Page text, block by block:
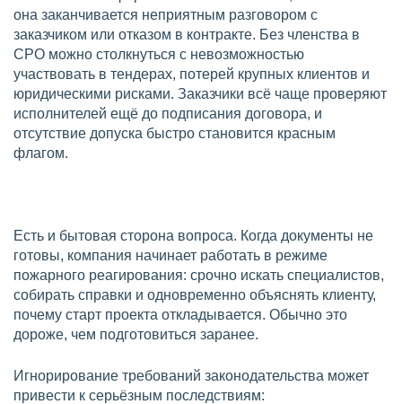
она заканчивается неприятным разговором с
заказчиком или отказом в контракте. Без членства в
СРО можно столкнуться с невозможностью
участвовать в тендерах, потерей крупных клиентов и
юридическими рисками. Заказчики всё чаще проверяют
исполнителей ещё до подписания договора, и
отсутствие допуска быстро становится красным
флагом.
Есть и бытовая сторона вопроса. Когда документы не
готовы, компания начинает работать в режиме
пожарного реагирования: срочно искать специалистов,
собирать справки и одновременно объяснять клиенту,
почему старт проекта откладывается. Обычно это
дороже, чем подготовиться заранее.
Игнорирование требований законодательства может
привести к серьёзным последствиям: